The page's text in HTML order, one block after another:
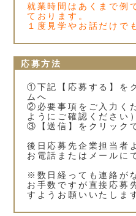
就業時間はあくまで例
ております。
１度見学やお話だけで
応募方法
①下記【応募する】を
ムへ
②必要事項をご入力く
ようにご確認ください）
③【送信】をクリック
後日応募先企業担当者
お電話またはメールに
※数日経っても連絡が
お手数ですが直接応募
すようお願いいたしま